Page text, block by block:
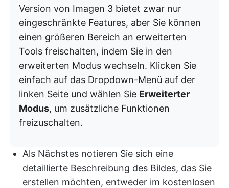
Version von Imagen 3 bietet zwar nur
eingeschränkte Features, aber Sie können
einen größeren Bereich an erweiterten
Tools freischalten, indem Sie in den
erweiterten Modus wechseln. Klicken Sie
einfach auf das Dropdown-Menü auf der
linken Seite und wählen Sie Erweiterter
Modus, um zusätzliche Funktionen
freizuschalten.
Als Nächstes notieren Sie sich eine
detaillierte Beschreibung des Bildes, das Sie
erstellen möchten, entweder im kostenlosen